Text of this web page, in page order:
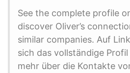
See the complete profile
discover Oliver’s
similar companies. Auf
sich das vollständige
mehr über die Kontakte